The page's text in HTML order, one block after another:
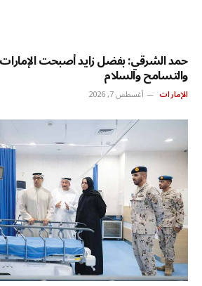
حمد الشرقي: بفضل زايد أصبحت الإمارات
والتسامح والسلام
الإمارات أغسطس 7, 2026